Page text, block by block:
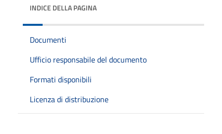
INDICE DELLA PAGINA
Documenti
Ufficio responsabile del documento
Formati disponibili
Licenza di distribuzione